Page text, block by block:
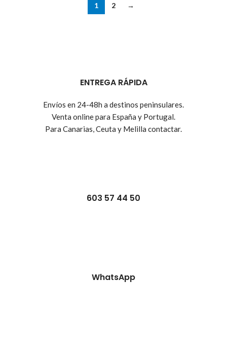
1 2 →
ENTREGA RÁPIDA
Envíos en 24-48h a destinos peninsulares.
Venta online para España y Portugal.
Para Canarias, Ceuta y Melilla contactar.
603 57 44 50
WhatsApp